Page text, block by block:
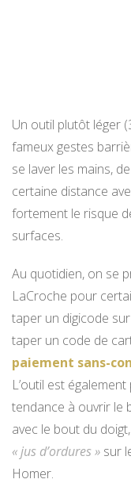
Un outil plutôt léger
fameux gestes
se laver les mains,
certaine distance
fortement le risque
surfaces.
Au quotidien, on se
LaCroche pour
taper un digicode
taper un code de
paiement sans-
L’outil est
tendance à ouvrir le
avec le bout du
« jus d’ordures » sur
Homer.